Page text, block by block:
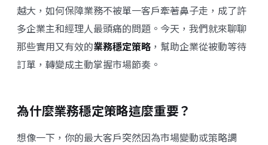
越大，如何保障業務不被單一客戶牽著鼻子走，成了許
多企業主和經理人最頭痛的問題。今天，我們就來聊聊
那些實用又有效的業務穩定策略 ，幫助企業從被動等待
訂單，轉變成主動掌握市場節奏。
為什麼業務穩定策略這麼重要？
想像一下，你的最大客戶突然因為市場變動或策略調